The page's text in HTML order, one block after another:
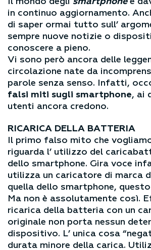
in continuo aggiornamento.
di saper ormai tutto sull’
sempre nuove notizie o
conoscere a pieno.
Vi sono però ancora delle
circolazione nate da
parole senza senso. Infatti,
falsi miti sugli smartphone, ai
utenti ancora credono.
RICARICA DELLA BATTERIA
Il primo falso mito che
riguarda l’ utilizzo del
dello smartphone. Gira voce
utilizza un caricatore di marca
quella dello smartphone,
Ma non è assolutamente così.
ricarica della batteria con un
originale non porta nessun
dispositivo. L’ unica cosa
durata minore della carica.